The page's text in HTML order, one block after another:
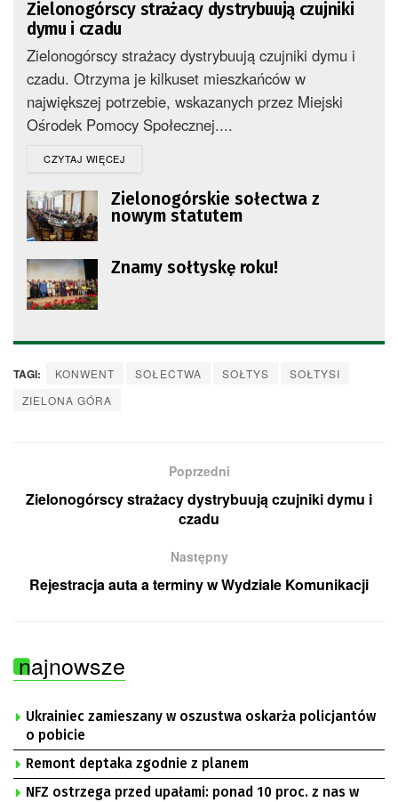
Zielonogórscy strażacy dystrybuują czujniki
dymu i czadu
Zielonogórscy strażacy dystrybuują czujniki dymu i
czadu. Otrzyma je kilkuset mieszkańców w
największej potrzebie, wskazanych przez Miejski
Ośrodek Pomocy Społecznej....
CZYTAJ WIĘCEJ
Zielonogórskie sołectwa z
nowym statutem
Znamy sołtyskę roku!
TAGI: KONWENT SOŁECTWA SOŁTYS
SOŁTYSI
ZIELONA GÓRA
Poprzedni
Zielonogórscy strażacy dystrybuują czujniki dymu i
czadu
Następny
Rejestracja auta a terminy w Wydziale Komunikacji
najnowsze
Ukrainiec zamieszany w oszustwa oskarża policjantów
o pobicie
Remont deptaka zgodnie z planem
NFZ ostrzega przed upałami: ponad 10 proc. z nas w